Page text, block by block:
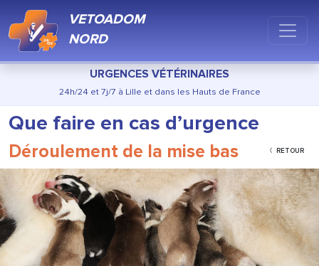
VETOADOM
NORD
URGENCES VÉTÉRINAIRES
24h/24 et 7j/7 à Lille et dans les Hauts de France
Que faire en cas d’urgence
RETOUR
Déroulement de la mise bas